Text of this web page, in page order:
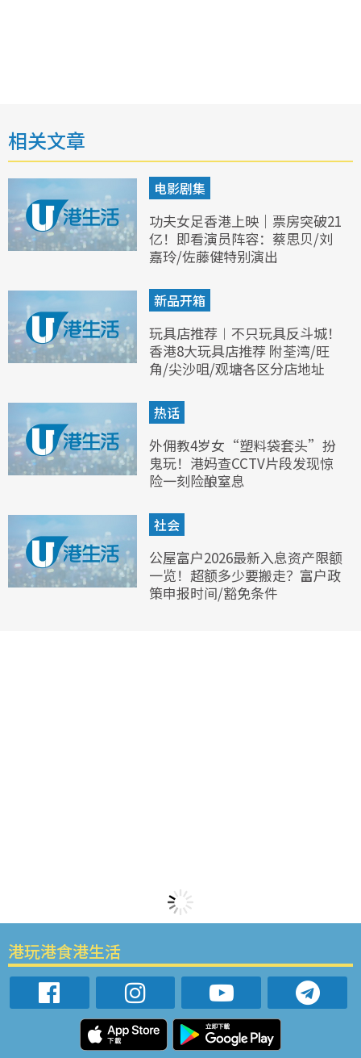
相关文章
电影剧集
功夫女足香港上映｜票房突破21
亿！即看演员阵容：蔡思贝/刘
嘉玲/佐藤健特别演出
新品开箱
玩具店推荐︱不只玩具反斗城！
香港8大玩具店推荐 附荃湾/旺
角/尖沙咀/观塘各区分店地址
热话
外佣教4岁女“塑料袋套头”扮
鬼玩！港妈查CCTV片段发现惊
险一刻险酿窒息
社会
公屋富户2026最新入息资产限额
一览！超额多少要搬走？富户政
策申报时间/豁免条件
港玩港食港生活